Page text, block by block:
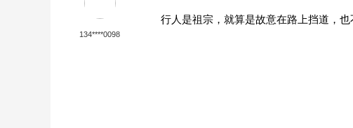
134****0098
行人是祖宗，就算是故意在路上挡道，